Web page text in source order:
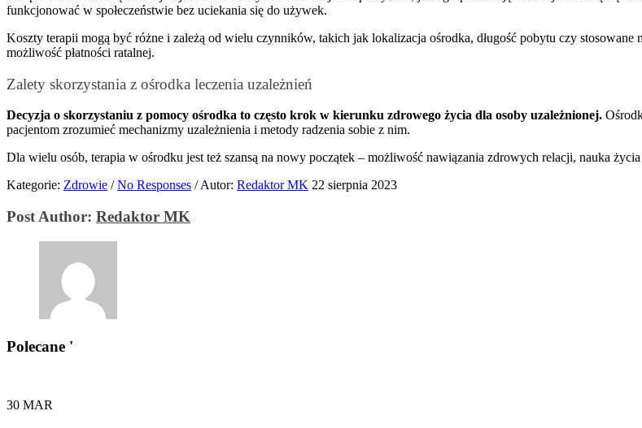
funkcjonować w społeczeństwie bez uciekania się do używek.
Koszty terapii mogą być różne i zależą od wielu czynników, takich jak lokalizacja ośrodka, długość pobytu czy
możliwość płatności ratalnej.
Zalety skorzystania z ośrodka leczenia uzależnień
Decyzja o skorzystaniu z pomocy ośrodka to często krok w kierunku zdrowego życia dla osoby uzależnionej.
pacjentom zrozumieć mechanizmy uzależnienia i metody radzenia sobie z nim.
Dla wielu osób, terapia w ośrodku jest też szansą na nowy początek – możliwość nawiązania zdrowych relacji, nauka
Kategorie: Zdrowie / No Responses /Autor: Redaktor MK 22 sierpnia 2023
Post Author: Redaktor MK
Polecane '
30 MAR